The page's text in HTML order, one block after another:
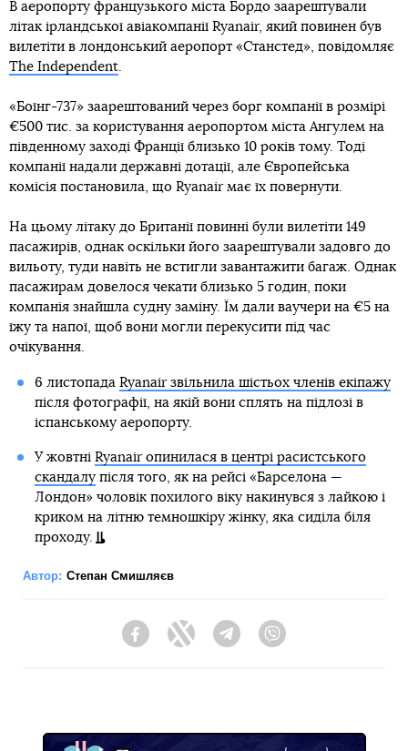
В аеропорту французького міста Бордо заарештували
літак ірландської авіакомпанії Ryanair, який повинен був
вилетіти в лондонський аеропорт «Станстед», повідомляє
The Independent
«Боїнг-737» заарештований через борг компанії в розмірі
€500 тис. за користування аеропортом міста Ангулем на
південному заході Франції близько 10 років тому. Тоді
компанії надали державні дотації, але Європейська
комісія постановила, що Ryanair має їх повернути.
На цьому літаку до Британії повинні були вилетіти 149
пасажирів, однак оскільки його заарештували задовго до
вильоту, туди навіть не встигли завантажити багаж. Однак
пасажирам довелося чекати близько 5 годин, поки
компанія знайшла судну заміну. Їм дали ваучери на €5 на
їжу та напої, щоб вони могли перекусити під час
очікування.
6 листопада Ryanair звільнила шістьох членів екіпажу
після фотографії, на якій вони сплять на підлозі в
іспанському аеропорту.
У жовтні Ryanair опинилася в центрі расистського
скандалупісля того, як на рейсі «Барселона —
Лондон» чоловік похилого віку накинувся з лайкою і
криком на літню темношкіру жінку, яка сиділа біля
проходу.
Автор: Степан Смишляєв
FacebookTwitter Telegram